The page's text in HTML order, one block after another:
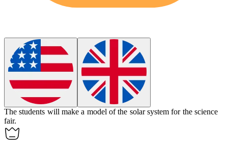
The students will make a model of the solar system for the science
fair.